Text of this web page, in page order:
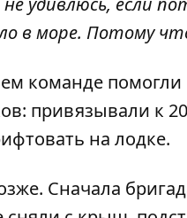
в море. Потому
команде
привязывали к
на лодке.
Сначала